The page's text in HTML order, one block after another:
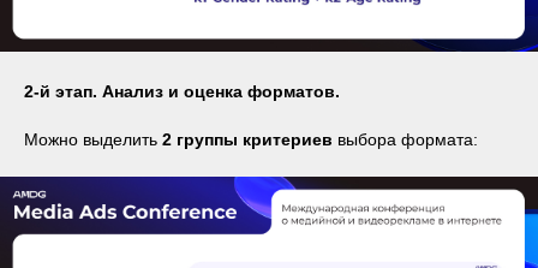
2-й этап. Анализ и оценка форматов.
Можно выделить 2 группы критериев выбора формата: